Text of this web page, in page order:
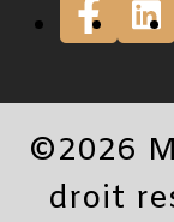
©2026
droit